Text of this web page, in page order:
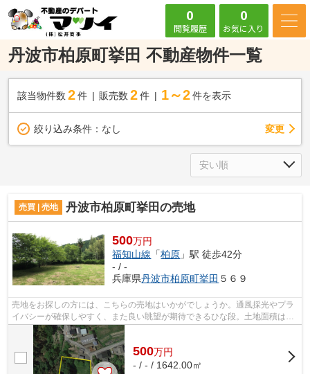
0
閲覧履歴
0
お気に入り
丹波市柏原町挙田 不動産物件一覧
該当物件数 2件 販売数 2 件 1～2 件を表示
絞り込み条件： なし 変更
売買 | 売地 丹波市柏原町挙田の売地
500万円
福知山線 「柏原 」駅 徒歩42分
- / -
兵庫県丹波市柏原町挙田 ５６９
売地をお探しの方には、こちらの売地はいかがでしょうか。通風採光やプラ
イバシーが確保しやすく、また良い眺望が期待できるひな段。土地面積は
1642㎡(公簿)です。500万円という価格を...
500万円
- / - / 1642.00㎡